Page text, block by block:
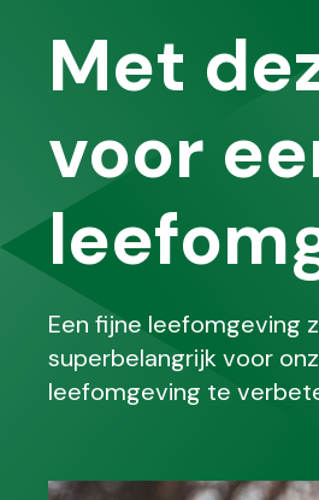
Met
voor
Een fijne leefomgeving
superbelangrijk voor
leefomgeving te